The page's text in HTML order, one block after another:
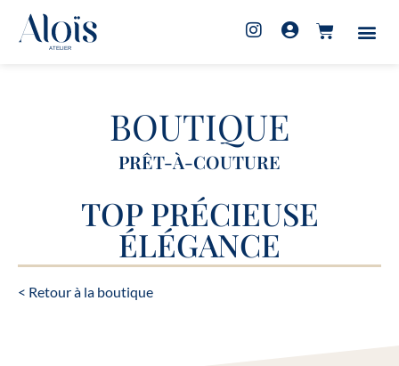
BOUTIQUE
PRÊT-À-COUTURE
TOP PRÉCIEUSE
ÉLÉGANCE
< Retour à la boutique